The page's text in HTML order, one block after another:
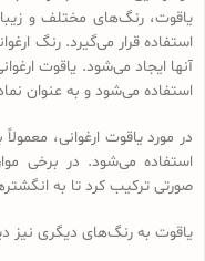
یاقوت، رنگ‌های مختلف و
استفاده قرار می‌گیرد. رنگ
آنها ایجاد می‌شود. یاقوت
استفاده می‌شود و به عنوان
در مورد یاقوت ارغوانی،
استفاده می‌شود. در برخی
صورتی ترکیب کرد تا به
یاقوت به رنگ‌های دیگری نیز